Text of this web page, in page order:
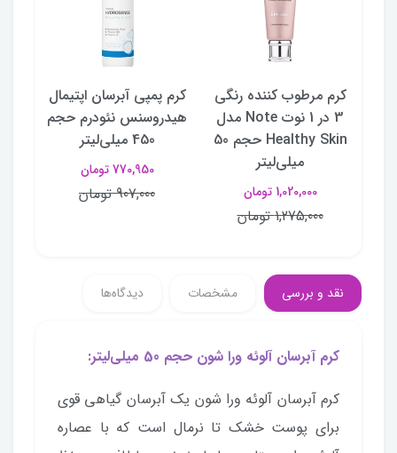
کرم مرطوب کننده رنگی
3 در 1 نوت Note مدل
Healthy Skin حجم 50
میلی‌لیتر
1,020,000 تومان
1,275,000 تومان
کرم پمپی آبرسان اپتیمال
هیدروسنس نئودرم حجم
450 میلی‌لیتر
770,950 تومان
907,000 تومان
نقد و بررسی مشخصات دیدگاه‌ها
کرم آبرسان آلوئه ورا شون حجم 50 میلی‌لیتر:
کرم آبرسان آلوئه ورا شون یک آبرسان گیاهی قوی
برای پوست خشک تا نرمال است که با عصاره